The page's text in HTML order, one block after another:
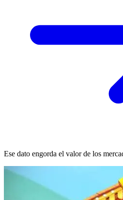
Ese dato engorda el valor de los